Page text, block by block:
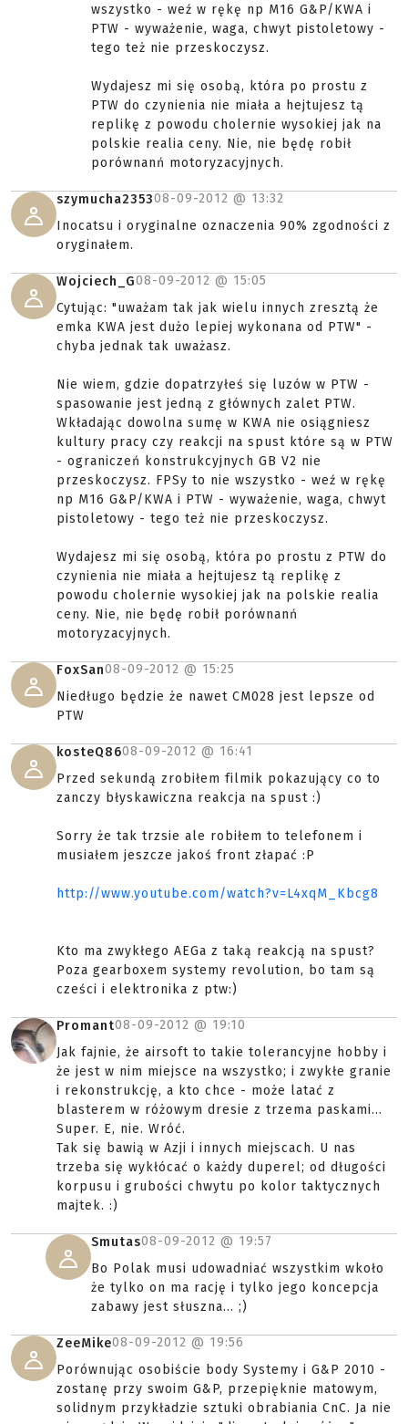
wszystko - weź w rękę np M16 G&P/KWA i
PTW - wyważenie, waga, chwyt pistoletowy -
tego też nie przeskoczysz.
Wydajesz mi się osobą, która po prostu z
PTW do czynienia nie miała a hejtujesz tą
replikę z powodu cholernie wysokiej jak na
polskie realia ceny. Nie, nie będę robił
porównanń motoryzacyjnych.
szymucha235308-09-2012 @ 13:32
Inocatsu i oryginalne oznaczenia 90% zgodności z
oryginałem.
Wojciech_G08-09-2012 @ 15:05
Cytując: "uważam tak jak wielu innych zresztą że
emka KWA jest dużo lepiej wykonana od PTW" -
chyba jednak tak uważasz.
Nie wiem, gdzie dopatrzyłeś się luzów w PTW -
spasowanie jest jedną z głównych zalet PTW.
Wkładając dowolna sumę w KWA nie osiągniesz
kultury pracy czy reakcji na spust które są w PTW
- ograniczeń konstrukcyjnych GB V2 nie
przeskoczysz. FPSy to nie wszystko - weź w rękę
np M16 G&P/KWA i PTW - wyważenie, waga, chwyt
pistoletowy - tego też nie przeskoczysz.
Wydajesz mi się osobą, która po prostu z PTW do
czynienia nie miała a hejtujesz tą replikę z
powodu cholernie wysokiej jak na polskie realia
ceny. Nie, nie będę robił porównanń
motoryzacyjnych.
FoxSan08-09-2012 @ 15:25
Niedługo będzie że nawet CM028 jest lepsze od
PTW
kosteQ8608-09-2012 @ 16:41
Przed sekundą zrobiłem filmik pokazujący co to
zanczy błyskawiczna reakcja na spust :)
Sorry że tak trzsie ale robiłem to telefonem i
musiałem jeszcze jakoś front złapać :P
http://www.youtube.com/watch?v=L4xqM_Kbcg8
Kto ma zwykłego AEGa z taką reakcją na spust?
Poza gearboxem systemy revolution, bo tam są
cześci i elektronika z ptw:)
Promant08-09-2012 @ 19:10
Jak fajnie, że airsoft to takie tolerancyjne hobby i
że jest w nim miejsce na wszystko; i zwykłe granie
i rekonstrukcję, a kto chce - może latać z
blasterem w różowym dresie z trzema paskami...
Super. E, nie. Wróć.
Tak się bawią w Azji i innych miejscach. U nas
trzeba się wykłócać o każdy duperel; od długości
korpusu i grubości chwytu po kolor taktycznych
majtek. :)
Smutas08-09-2012 @ 19:57
Bo Polak musi udowadniać wszystkim wkoło
że tylko on ma rację i tylko jego koncepcja
zabawy jest słuszna... ;)
ZeeMike08-09-2012 @ 19:56
Porównując osobiście body Systemy i G&P 2010 -
zostanę przy swoim G&P, przepięknie matowym,
solidnym przykładzie sztuki obrabiania CnC. Ja nie